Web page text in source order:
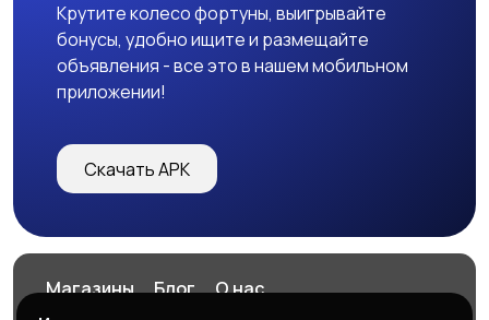
Крутите колесо фортуны, выигрывайте
бонусы, удобно ищите и размещайте
объявления - все это в нашем мобильном
приложении!
Скачать APK
Магазины Блог
О нас
Служба поддержки